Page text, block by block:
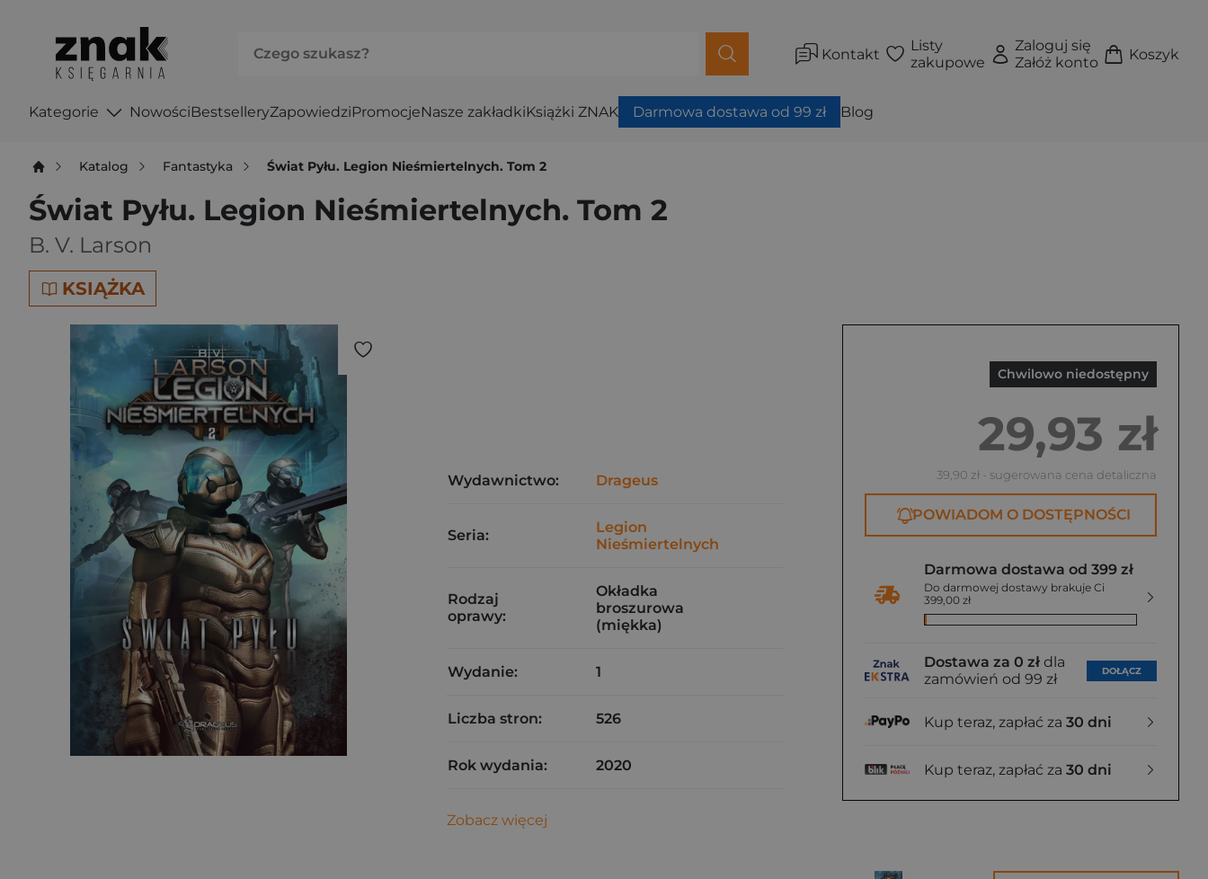
Kontakt
Listy
zakupowe
Zaloguj się
Załóż konto
Koszyk
Kategorie NowościBestselleryZapowiedziPromocjeNasze zakładkiKsiążki ZNAK Darmowa dostawa od 99 zł Blog
Katalog Fantastyka Świat Pyłu. Legion Nieśmiertelnych. Tom 2
Świat Pyłu. Legion Nieśmiertelnych. Tom 2
B. V. Larson
KSIĄŻKA
Chwilowo niedostępny
29,93 zł
39,90 zł - sugerowana cena detaliczna
POWIADOM O DOSTĘPNOŚCI
Darmowa dostawa od 399 zł
Do darmowej dostawy brakuje Ci
399,00 zł
Dostawa za 0 zł dla
zamówień od 99 zł
DOŁĄCZ
Kup teraz, zapłać za 30 dni
Kup teraz, zapłać za 30 dni
Wydawnictwo: Drageus
Seria:
Legion
Nieśmiertelnych
Rodzaj
oprawy:
Okładka
broszurowa
(miękka)
Wydanie: 1
Liczba stron: 526
Rok wydania: 2020
Zobacz więcej